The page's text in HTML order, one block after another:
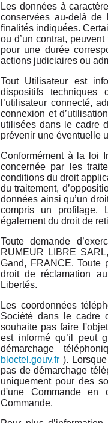
Les données à
conservées au-delà
finalités indiquées.
ou d’un contrat,
pour une durée
actions judiciaires ou
Tout Utilisateur est
dispositifs techniques
l’utilisateur connecté,
connexion et
utilisées dans le cadre
prévenir une éventuelle
Conformément à la loi
concernée par les
conditions du droit
du traitement,
données ainsi qu’un
compris un profilage.
également du droit de
Toute demande
RUMEUR LIBRE
Gand, FRANCE. Toute
droit de réclamation
Libertés.
Les coordonnées
Société dans le cadre
souhaite pas faire
est informé qu’il peut
démarchage
bloctel.gouv.fr ).
pas de démarchage
uniquement pour des
d'une Commande
Commande.